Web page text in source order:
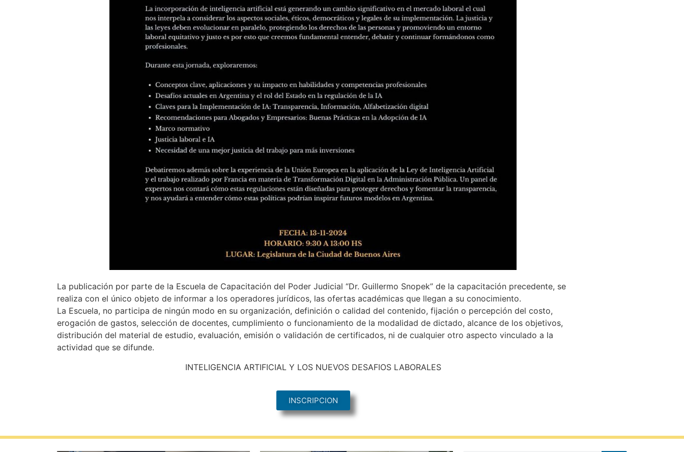
La publicación por parte de la Escuela de Capacitación del Poder Judicial “Dr. Guillermo Snopek” de la capacitación precedente, se
realiza con el único objeto de informar a los operadores jurídicos, las ofertas académicas que llegan a su conocimiento.
La Escuela, no participa de ningún modo en su organización, definición o calidad del contenido, fijación o percepción del costo,
erogación de gastos, selección de docentes, cumplimiento o funcionamiento de la modalidad de dictado, alcance de los objetivos,
distribución del material de estudio, evaluación, emisión o validación de certificados, ni de cualquier otro aspecto vinculado a la
actividad que se difunde.
INTELIGENCIA ARTIFICIAL Y LOS NUEVOS DESAFIOS LABORALES
INSCRIPCION